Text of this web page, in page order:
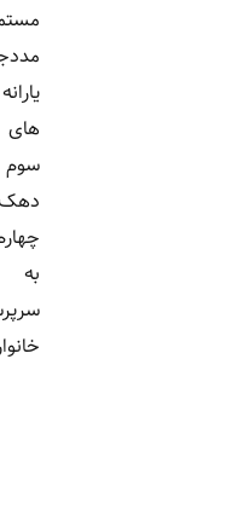
مددجویان،
یارانه دهک
های اول تا
سوم و سپس
دهک های
چهارم تا نهم
به حساب
سرپرستان
خانوار واریز...